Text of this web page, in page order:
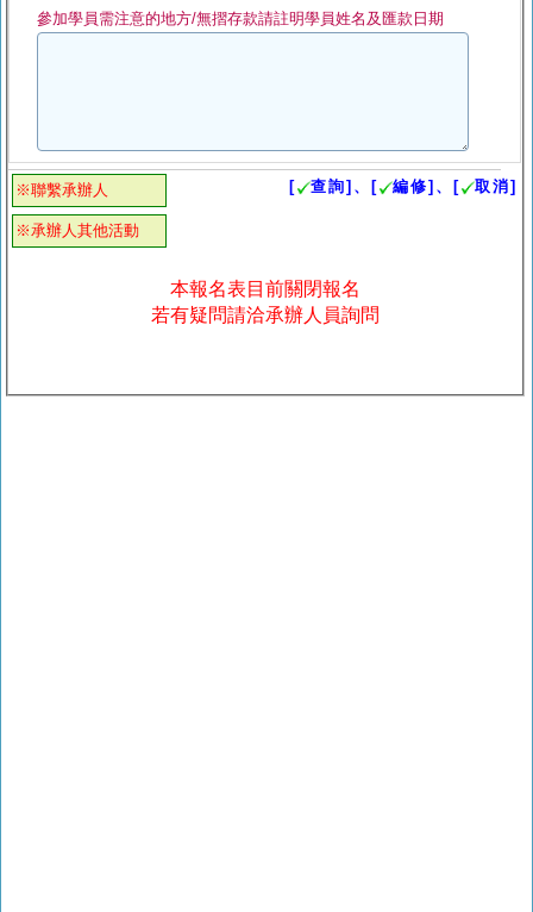
參加學員需注意的地方/無摺存款請註明學員姓名及匯款日期
※聯繫承辦人
※承辦人其他活動
[ 查詢]、[ 編修]、[ 取消]
本報名表目前關閉報名
若有疑問請洽承辦人員詢問